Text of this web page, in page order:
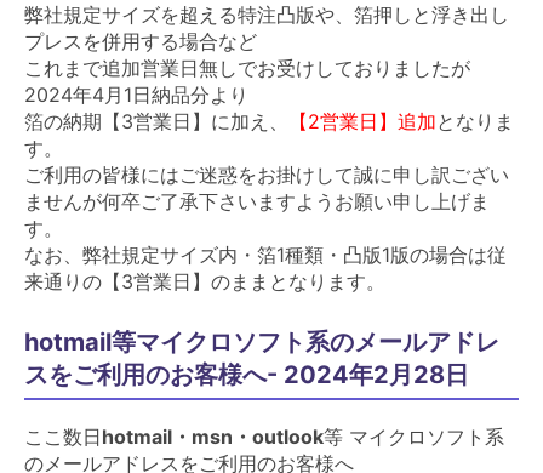
弊社規定サイズを超える特注凸版や、箔押しと浮き出し
プレスを併用する場合など
これまで追加営業日無しでお受けしておりましたが
2024年4月1日納品分より
箔の納期【3営業日】に加え、
【2営業日】追加となりま
す。
ご利用の皆様にはご迷惑をお掛けして誠に申し訳ござい
ませんが何卒ご了承下さいますようお願い申し上げま
す。
なお、弊社規定サイズ内・箔1種類・凸版1版の場合は従
来通りの【3営業日】のままとなります。
hotmail等マイクロソフト系のメールアドレ
スをご利用のお客様へ- 2024年2月28日
ここ数日hotmail・msn・outlook等 マイクロソフト系
のメールアドレスをご利用のお客様へ